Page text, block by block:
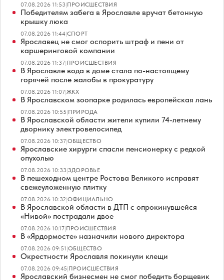
07.08.2026 11:53|ПРОИСШЕСТВИЯ
Победителям забега в Ярославле вручат бетонную
крышку люка
07.08.2026 11:44|СПОРТ
Ярославец не смог оспорить штраф и пени от
каршеринговой компании
07.08.2026 11:37|ПРОИСШЕСТВИЯ
В Ярославле вода в доме стала по-настоящему
горячей после жалобы в прокуратуру
07.08.2026 11:07|ЖКХ
В Ярославском зоопарке родилась европейская лань
07.08.2026 10:55|ПРИРОДА
В Ярославской области жители купили 74-летнему
дворнику электровелосипед
07.08.2026 10:37|ОБЩЕСТВО
Ярославские хирурги спасли пенсионерку с редкой
опухолью
07.08.2026 10:33|ЗДОРОВЬЕ
В пешеходном центре Ростова Великого исправят
свежеуложенную плитку
07.08.2026 10:32|ОФИЦИАЛЬНО
В Ярославской области в ДТП с опрокинувшейся
«Нивой» пострадали двое
07.08.2026 10:17|ПРОИСШЕСТВИЯ
В «Ярдормосте» назначили нового директора
07.08.2026 09:51|ОБЩЕСТВО
Окрестности Ярославля покинули клещи
07.08.2026 09:45|ПРОИСШЕСТВИЯ
Ярославский бизнесмен не смог победить борщевик